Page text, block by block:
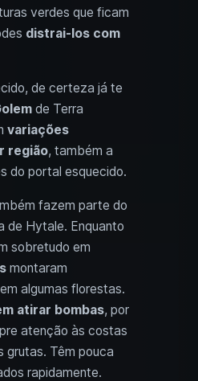
verdes que ficam
distrai-los com
de certeza já te
de Terra
variações
região, também a
do portal esquecido.
fazem parte do
de Hytale. Enquanto
sobretudo em
montaram
em algumas florestas.
atirar bombas, por
atenção às costas
grutas. Têm pouca
rapidamente.